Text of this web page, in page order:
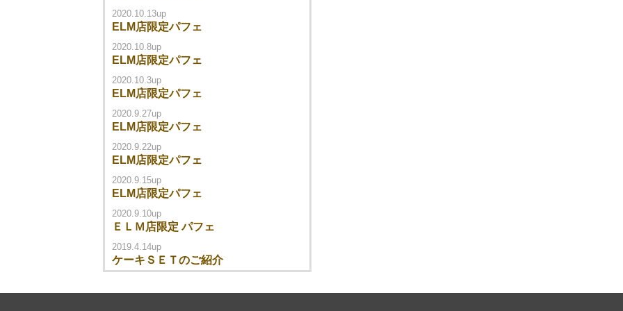
2020.10.13up
ELM店限定パフェ
2020.10.8up
ELM店限定パフェ
2020.10.3up
ELM店限定パフェ
2020.9.27up
ELM店限定パフェ
2020.9.22up
ELM店限定パフェ
2020.9.15up
ELM店限定パフェ
2020.9.10up
ＥＬＭ店限定 パフェ
2019.4.14up
ケーキＳＥＴのご紹介